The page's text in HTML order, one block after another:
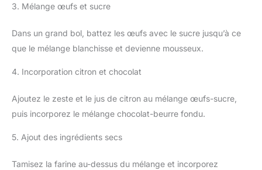
3. Mélange œufs et sucre
Dans un grand bol, battez les œufs avec le sucre jusqu’à ce
que le mélange blanchisse et devienne mousseux.
4. Incorporation citron et chocolat
Ajoutez le zeste et le jus de citron au mélange œufs-sucre,
puis incorporez le mélange chocolat-beurre fondu.
5. Ajout des ingrédients secs
Tamisez la farine au-dessus du mélange et incorporez